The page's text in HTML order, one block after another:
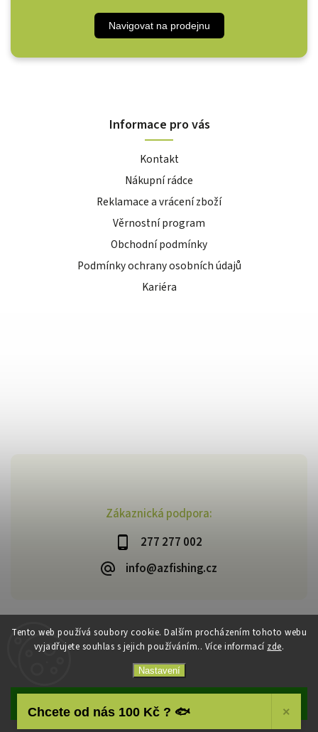
Tento web používá soubory cookie. Dalším procházením tohoto webu
vyjadřujete souhlas s jejich používáním.. Více informací zde.
Nastavení
Souhlasím
Zákaznická podpora:
277 277 002
info@azfishing.cz
Navigovat na prodejnu
Informace pro vás
Kontakt
Nákupní rádce
Reklamace a vrácení zboží
Věrnostní program
Obchodní podmínky
Podmínky ochrany osobních údajů
Kariéra
Copyright 2026AzFishing.cz. Všechna práva vyhrazena.
VytvořilShoptet| Design
Chcete od nás 100 Kč ? 🐟 ×